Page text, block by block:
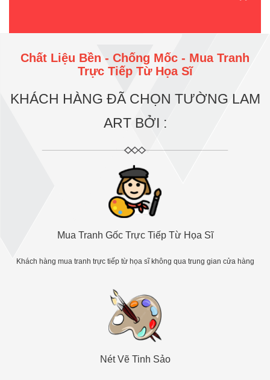
Chất Liệu Bền - Chống Mốc - Mua Tranh
Trực Tiếp Từ Họa Sĩ
KHÁCH HÀNG ĐÃ CHỌN TƯỜNG LAM
ART BỞI :
Mua Tranh Gốc Trực Tiếp Từ Họa Sĩ
Khách hàng mua tranh trực tiếp từ họa sĩ không qua trung gian cửa hàng
Nét Vẽ Tinh Sảo